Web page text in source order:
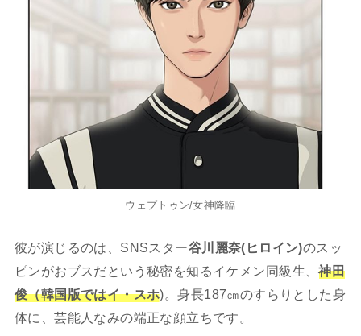
ウェプトゥン/女神降臨
彼が演じるのは、SNSスター谷川麗奈(ヒロイン)のスッ
ピンがおブスだという秘密を知るイケメン同級生、神田
俊（韓国版ではイ・スホ)。身長187㎝のすらりとした身
体に、芸能人なみの端正な顔立ちです。